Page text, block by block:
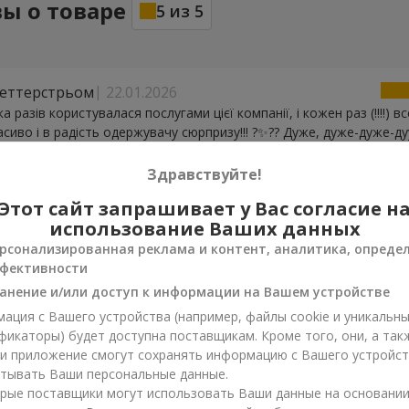
о товаре 5 из 5
22.01.2026
разів користувалася послугами цієї компанії, і кожен раз (!!!!)
і в радість одержувачу сюрпризу!!! ?✨?? Дуже, дуже-дуже-
добре дякую!!!
16.04.2024
чудовий сервіс!!! Все зроблено на високому рівні та згідно
Здравствуйте!
Этот сайт запрашивает у Вас согласие на
использование Ваших данных
реклама и контент, аналитика,
и/или доступ к информации на Вашем устройстве
с Вашего устройства (например, файлы cookie и
будет доступна поставщикам. Кроме того, они, а
приложение смогут сохранять информацию с Вашего
Ваши персональные данные.
поставщики могут использовать Ваши данные на основании